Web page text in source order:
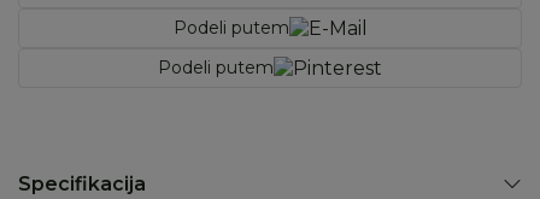
Podeli putem
Podeli putem
Specifikacija